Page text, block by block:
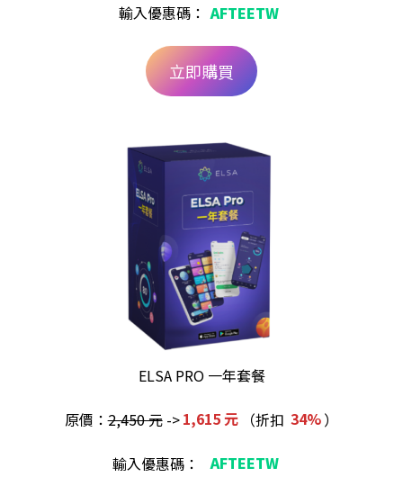
輸入優惠碼： AFTEETW
立即購買
ELSA PRO 一年套餐
原價：2,450 元->1,615 元 （折扣 34%）
輸入優惠碼： AFTEETW